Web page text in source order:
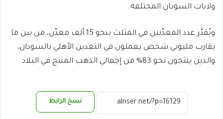
ولايات السودان المختلفة.
ويُقدَّر عدد المعدّنين في المثلث بنحو 15 ألف معدّن، من بين ما
يقارب مليوني شخص يعملون في التعدين الأهلي بالسودان،
والذين ينتجون نحو 83% من إجمالي الذهب المنتج في البلاد
نسخ الرابط